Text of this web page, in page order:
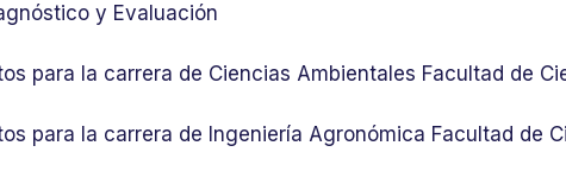
y Evaluación
para la carrera de Ciencias Ambientales Facultad de
para la carrera de Ingeniería Agronómica Facultad de